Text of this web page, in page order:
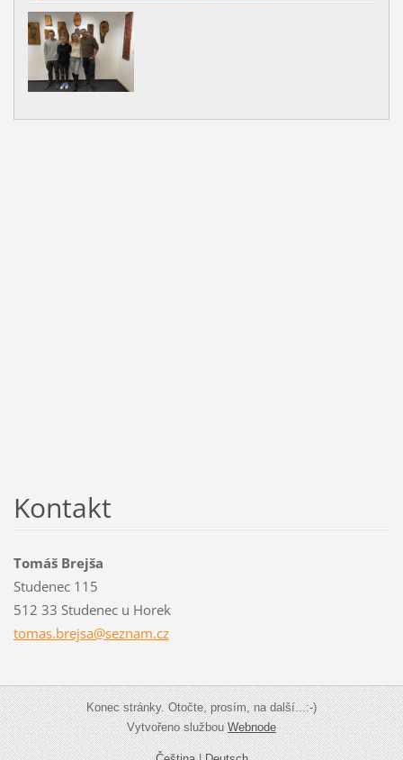
Kontakt
Tomáš Brejša
Studenec 115
512 33 Studenec u Horek
tomas.brejsa@seznam.cz
Konec stránky. Otočte, prosím, na další...:-)
Vytvořeno službouWebnode